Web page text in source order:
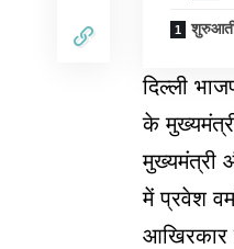
दिल्ली
के
मुख्यमंत्री
में प्रवेश
आखिरकार